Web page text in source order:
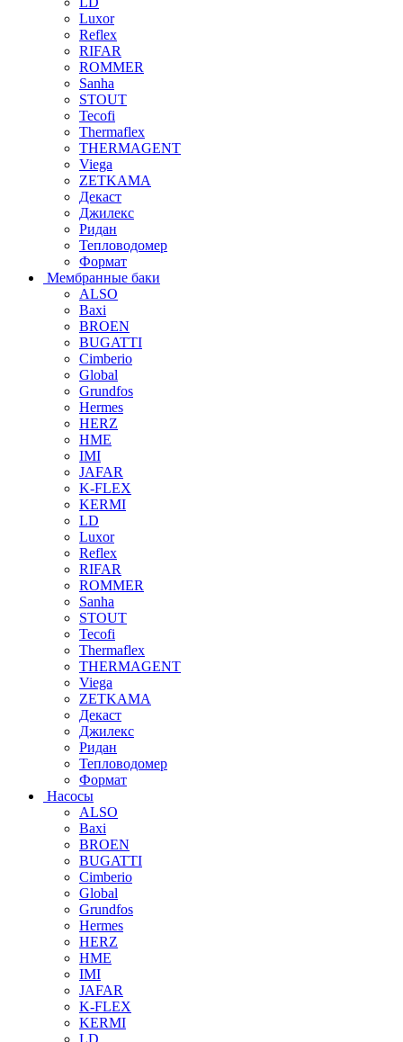
Luxor
Reflex
RIFAR
ROMMER
Sanha
STOUT
Tecofi
Thermaflex
THERMAGENT
Viega
ZETKAMA
Декаст
Джилекс
Ридан
Тепловодомер
Формат
Мембранные баки
ALSO
Baxi
BROEN
BUGATTI
Cimberio
Global
Grundfos
Hermes
HERZ
HME
IMI
JAFAR
K-FLEX
KERMI
LD
Luxor
Reflex
RIFAR
ROMMER
Sanha
STOUT
Tecofi
Thermaflex
THERMAGENT
Viega
ZETKAMA
Декаст
Джилекс
Ридан
Тепловодомер
Формат
Насосы
ALSO
Baxi
BROEN
BUGATTI
Cimberio
Global
Grundfos
Hermes
HERZ
HME
IMI
JAFAR
K-FLEX
KERMI
LD